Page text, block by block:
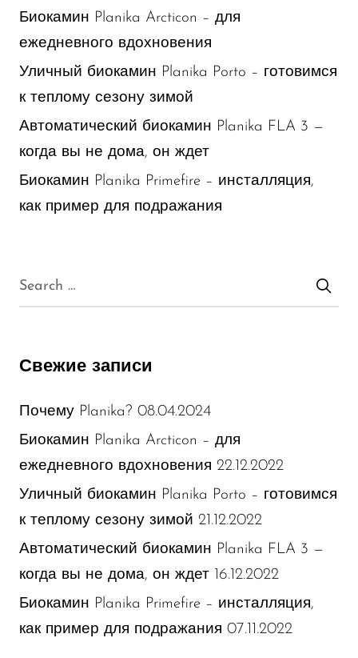
Биокамин Planika Arcticon – для
ежедневного вдохновения
Уличный биокамин Planika Porto – готовимся
к теплому сезону зимой
Автоматический биокамин Planika FLA 3 —
когда вы не дома, он ждет
Биокамин Planika Primefire – инсталляция,
как пример для подражания
Свежие записи
Почему Planika? 08.04.2024
Биокамин Planika Arcticon – для
ежедневного вдохновения 22.12.2022
Уличный биокамин Planika Porto – готовимся
к теплому сезону зимой 21.12.2022
Автоматический биокамин Planika FLA 3 —
когда вы не дома, он ждет 16.12.2022
Биокамин Planika Primefire – инсталляция,
как пример для подражания 07.11.2022